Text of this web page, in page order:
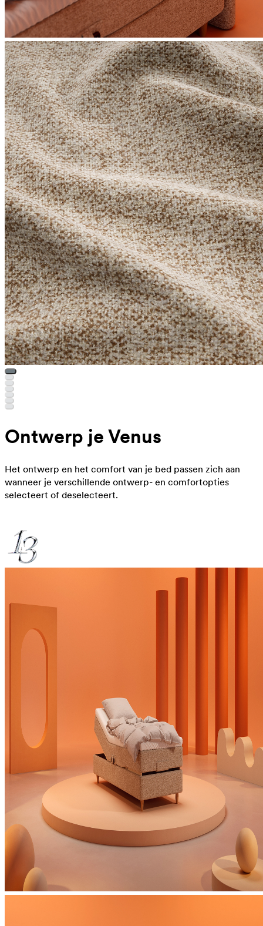
Ontwerp je Venus
Het ontwerp en het comfort van je bed passen zich aan
wanneer je verschillende ontwerp- en comfortopties
selecteert of deselecteert.